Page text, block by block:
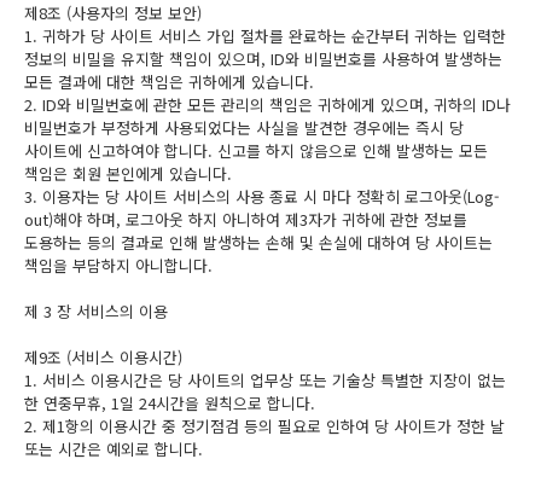
제8조 (사용자의 정보 보안)
1. 귀하가 당 사이트 서비스 가입 절차를 완료하는 순간부터 귀하는 입력한
정보의 비밀을 유지할 책임이 있으며, ID와 비밀번호를 사용하여 발생하는
모든 결과에 대한 책임은 귀하에게 있습니다.
2. ID와 비밀번호에 관한 모든 관리의 책임은 귀하에게 있으며, 귀하의 ID나
비밀번호가 부정하게 사용되었다는 사실을 발견한 경우에는 즉시 당
사이트에 신고하여야 합니다. 신고를 하지 않음으로 인해 발생하는 모든
책임은 회원 본인에게 있습니다.
3. 이용자는 당 사이트 서비스의 사용 종료 시 마다 정확히 로그아웃(Log-
out)해야 하며, 로그아웃 하지 아니하여 제3자가 귀하에 관한 정보를
도용하는 등의 결과로 인해 발생하는 손해 및 손실에 대하여 당 사이트는
책임을 부담하지 아니합니다.
제 3 장 서비스의 이용
제9조 (서비스 이용시간)
1. 서비스 이용시간은 당 사이트의 업무상 또는 기술상 특별한 지장이 없는
한 연중무휴, 1일 24시간을 원칙으로 합니다.
2. 제1항의 이용시간 중 정기점검 등의 필요로 인하여 당 사이트가 정한 날
또는 시간은 예외로 합니다.